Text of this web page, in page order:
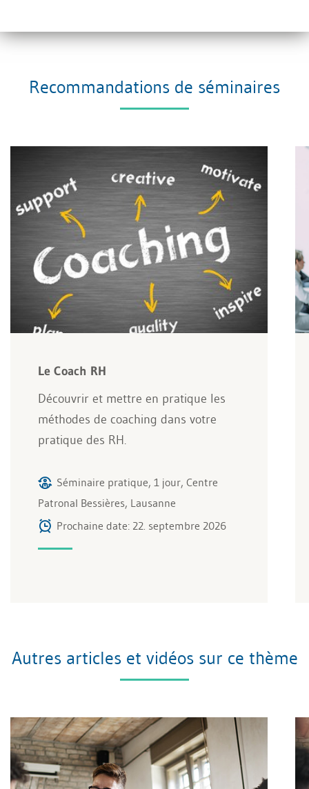
Recommandations de séminaires
Le Coach RH
Découvrir et mettre en pratique les
méthodes de coaching dans votre
pratique des RH.
Séminaire pratique, 1 jour, Centre
Patronal Bessières, Lausanne
Prochaine date: 22. septembre 2026
Autres articles et vidéos sur ce thème